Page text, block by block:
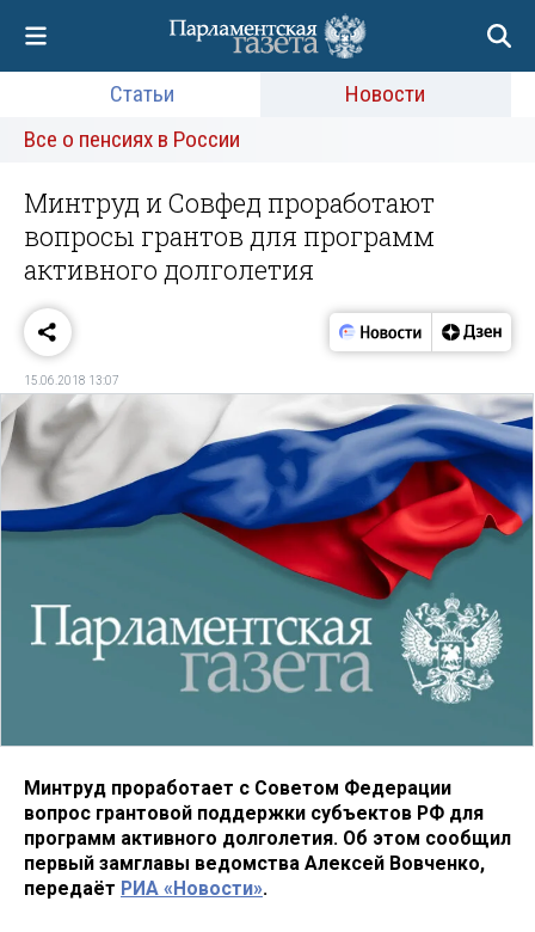
Статьи
Новости
Все о пенсиях в России
Минтруд и Совфед проработают
вопросы грантов для программ
активного долголетия
15.06.2018 13:07
Минтруд проработает с Советом Федерации
вопрос грантовой поддержки субъектов РФ для
программ активного долголетия. Об этом сообщил
первый замглавы ведомства Алексей Вовченко,
передаёт РИА «Новости».